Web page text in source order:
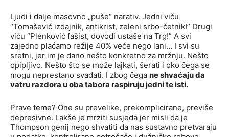
Ljudi i dalje masovno „puše“ narativ. Jedni viču
“Tomašević izdajnik, antikrist, zeleni srbo-četnik!” Drugi
viču “Plenković fašist, dovodi ustaše na Trg!” A svi
zajedno plaćamo režije 40% veće nego lani… I svi su
sretni, jer im je dano nešto konkretno za mržnju. Nešto
opipljivo. Nešto što se može lajkati, šerati i oko čega se
mogu neprestano svađati. I zbog čega ne shvaćaju da
vatru razdora u oba tabora raspiruju jedni te isti.
Prave teme? One su prevelike, prekomplicirane, previše
depresivne. Lakše je mrziti susjeda jer misli da je
Thompson genij nego shvatiti da nas sustavno pretvaraju